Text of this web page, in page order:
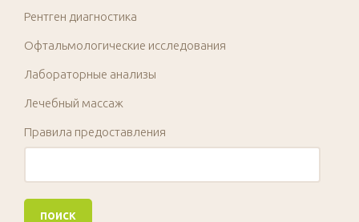
Рентген диагностика
Офтальмологические исследования
Лабораторные анализы
Лечебный массаж
Правила предоставления